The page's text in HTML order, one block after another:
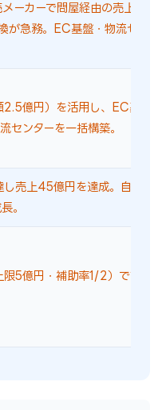
ーカーで問屋経由の売上が
が急務。EC基盤・物流セン
2.5億円）を活用し、EC基盤
センターを一括構築。
売上45億円を達成。自社
。
限5億円・補助率1/2）で設備